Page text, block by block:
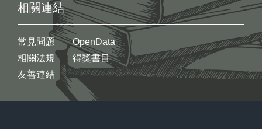
相關連結
常見問題
相關法規
友善連結
OpenData
得獎書目